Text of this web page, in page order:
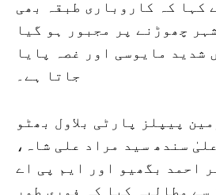
کہا کہ کاروباری طبقہ بھی
چھوڑنے پر مجبور ہو گیا
شدید مایوسی اور غصہ پایا
جاتا ہے۔
پیپلز پارٹی بلاول بھٹو
سندھ سید مراد علی شاہ،
احمد بگھیو اور ایم پی اے
سے مطالبہ کیا کہ فوری طور